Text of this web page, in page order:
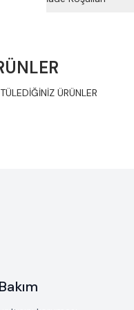
ÜRÜNLER